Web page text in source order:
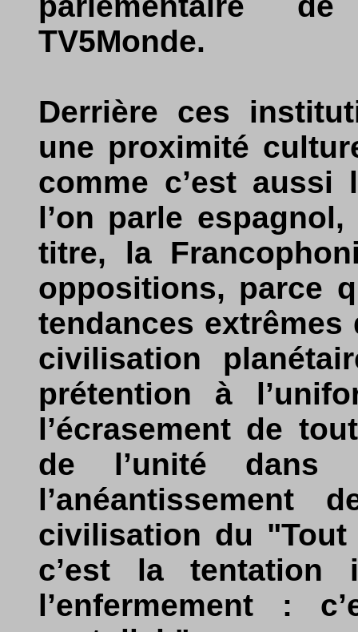
TV5Monde.
Derrière ces
une proximité
comme c’est
l’on parle
titre, la
oppositions, parce
tendances
civilisation
prétention à
l’écrasement de
de l’unité dans
civilisation du "Tout
c’est la tentation
l’enfermement :